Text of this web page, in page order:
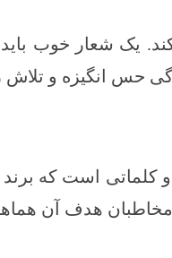
یک شعار خوب
است که برند
مخاطبان هدف آن